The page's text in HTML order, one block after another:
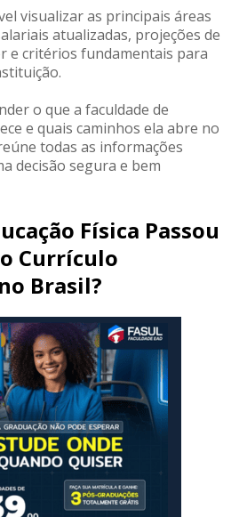
visualizar as principais áreas
atualizadas, projeções de
e critérios fundamentais para
o que a faculdade de
e quais caminhos ela abre no
todas as informações
decisão segura e bem
Física Passou
Currículo
Brasil?